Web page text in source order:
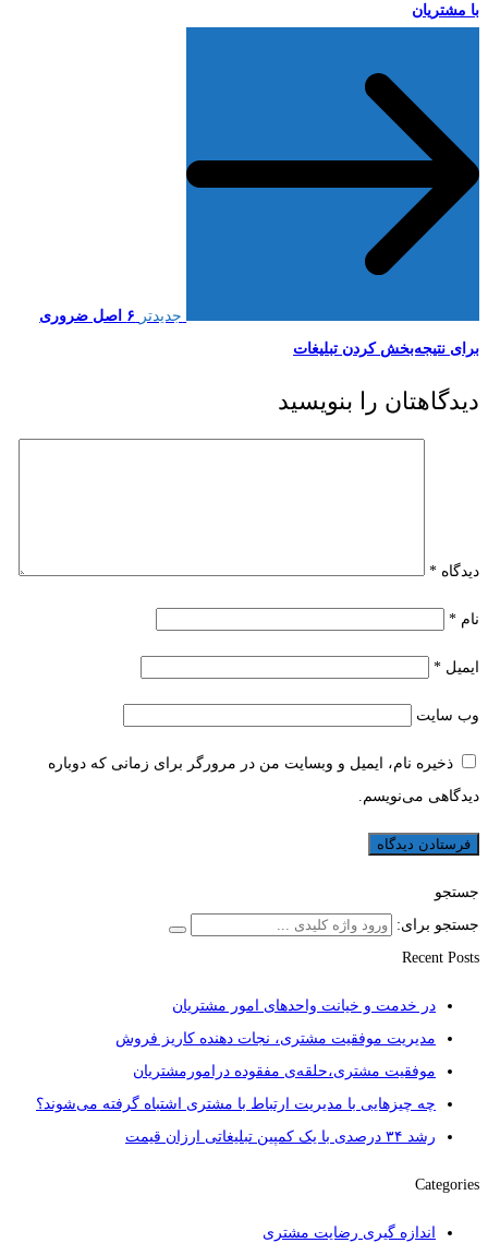
با مشتریان
جدیدتر
۶ اصل ضروری
برای نتیجه‌بخش کردن تبلیغات
دیدگاهتان را بنویسید
دیدگاه *
نام *
ایمیل *
وب‌ سایت
ذخیره نام، ایمیل و وبسایت من در مرورگر برای زمانی که دوباره
دیدگاهی می‌نویسم.
جستجو
جستجو برای:
Recent Posts
در خدمت و خیانت واحدهای امور مشتریان
مدیریت موفقیت مشتری، نجات دهنده کاریز فروش
موفقیت مشتری،حلقه‌ی مفقوده درامورمشتریان
چه چیزهایی با مدیریت ارتباط با مشتری اشتباه گرفته می‌شوند؟
رشد ۳۴ درصدی با یک کمپین تبلیغاتی ارزان قیمت
Categories
اندازه گیری رضایت مشتری